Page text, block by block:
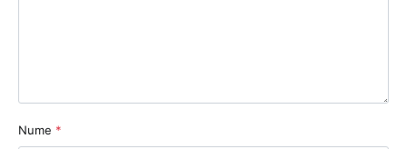
Nume *